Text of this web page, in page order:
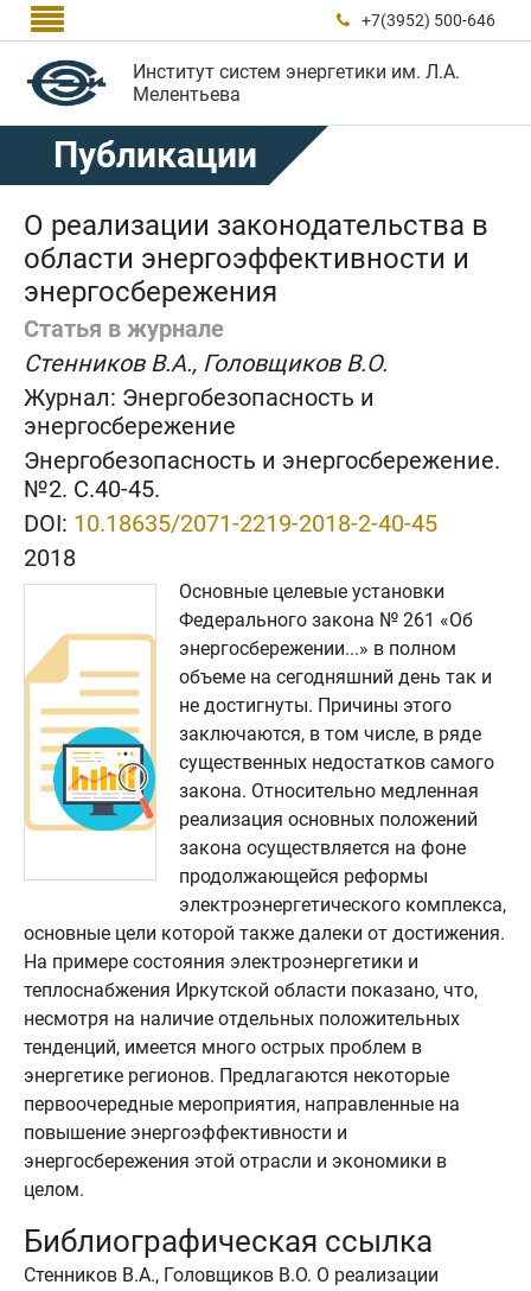
  +7(3952) 500-646
Институт систем энергетики им. Л.А.
Мелентьева
Публикации
О реализации законодательства в
области энергоэффективности и
энергосбережения
Статья в журнале
Стенников В.А., Головщиков В.О.
Журнал: Энергобезопасность и
энергосбережение
Энергобезопасность и энергосбережение.
№2. C.40-45.
DOI: 10.18635/2071-2219-2018-2-40-45
2018
Основные целевые установки
Федерального закона № 261 «Об
энергосбережении...» в полном
объеме на сегодняшний день так и
не достигнуты. Причины этого
заключаются, в том числе, в ряде
существенных недостатков самого
закона. Относительно медленная
реализация основных положений
закона осуществляется на фоне
продолжающейся реформы
электроэнергетического комплекса,
основные цели которой также далеки от достижения.
На примере состояния электроэнергетики и
теплоснабжения Иркутской области показано, что,
несмотря на наличие отдельных положительных
тенденций, имеется много острых проблем в
энергетике регионов. Предлагаются некоторые
первоочередные мероприятия, направленные на
повышение энергоэффективности и
энергосбережения этой отрасли и экономики в
целом.
Библиографическая ссылка
Стенников В.А., Головщиков В.О. О реализации